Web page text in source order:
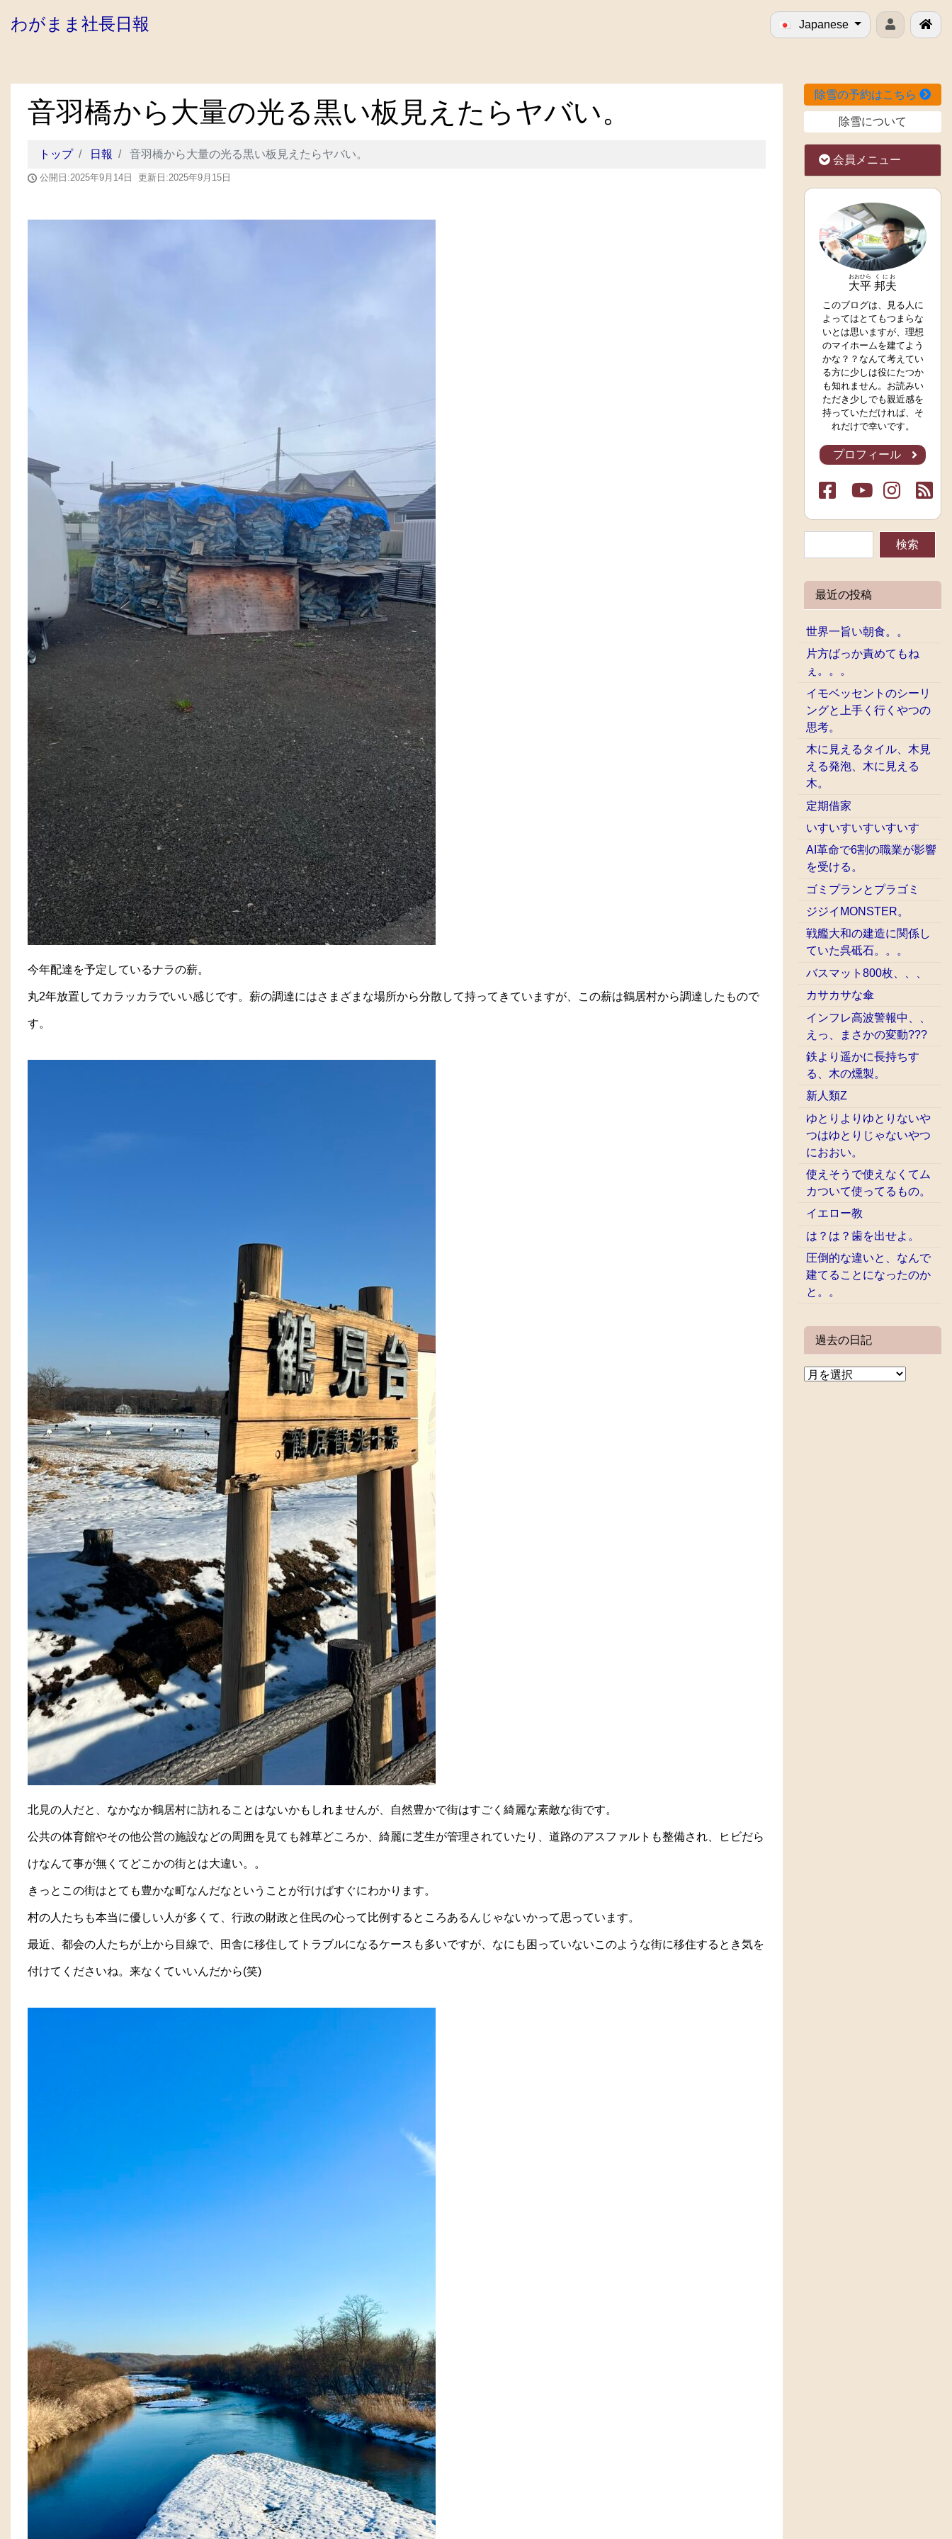
わがまま社長日報 Japanese
音羽橋から大量の光る黒い板見えたらヤバい。
トップ 日報 音羽橋から大量の光る黒い板見えたらヤバい。
公開日:2025年9月14日 更新日:2025年9月15日
今年配達を予定しているナラの薪。
丸2年放置してカラッカラでいい感じです。薪の調達にはさまざまな場所から分散して持ってきていますが、この薪は鶴居村から調達したもので
す。
北見の人だと、なかなか鶴居村に訪れることはないかもしれませんが、自然豊かで街はすごく綺麗な素敵な街です。
公共の体育館やその他公営の施設などの周囲を見ても雑草どころか、綺麗に芝生が管理されていたり、道路のアスファルトも整備され、ヒビだら
けなんて事が無くてどこかの街とは大違い。。
きっとこの街はとても豊かな町なんだなということが行けばすぐにわかります。
村の人たちも本当に優しい人が多くて、行政の財政と住民の心って比例するところあるんじゃないかって思っています。
最近、都会の人たちが上から目線で、田舎に移住してトラブルになるケースも多いですが、なにも困っていないこのような街に移住するとき気を
付けてくださいね。来なくていいんだから(笑)
除雪の予約はこちら
除雪について
会員メニュー
大平
おおひら
邦夫
くにお
このブログは、見る人に
よってはとてもつまらな
いとは思いますが、理想
のマイホームを建てよう
かな？？なんて考えてい
る方に少しは役にたつか
も知れません。お読みい
ただき少しでも親近感を
持っていただければ、そ
れだけで幸いです。
最近の投稿
世界一旨い朝食。。
片方ばっか責めてもね
ぇ。。。
イモベッセントのシーリ
ングと上手く行くやつの
思考。
木に見えるタイル、木見
える発泡、木に見える
木。
定期借家
いすいすいすいすいす
AI革命で6割の職業が影響
を受ける。
ゴミプランとプラゴミ
ジジイMONSTER。
戦艦大和の建造に関係し
ていた呉砥石。。。
バスマット800枚、、、
カサカサな傘
インフレ高波警報中、、
えっ、まさかの変動???
鉄より遥かに長持ちす
る、木の燻製。
新人類Z
ゆとりよりゆとりないや
つはゆとりじゃないやつ
におおい。
使えそうで使えなくてム
カついて使ってるもの。
イエロー教
は？は？歯を出せよ。
圧倒的な違いと、なんで
建てることになったのか
と。。
過去の日記